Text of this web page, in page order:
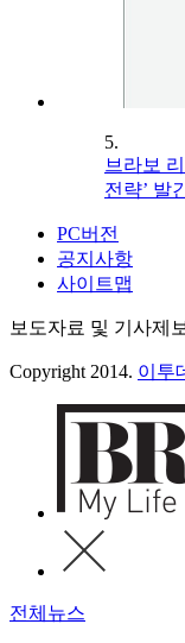
5.
브라보
전략’ 발
PC버전
공지사항
사이트맵
보도자료 및 기사제
Copyright 2014. 이투
전체뉴스